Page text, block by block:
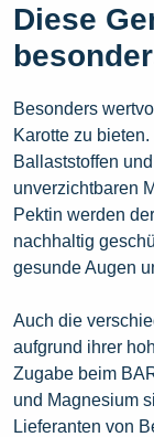
Diese
Besonders
Karotte zu
Ballaststoffen
unverzichtbaren
Pektin werden
nachhaltig
gesunde Augen
Auch die
aufgrund ihrer
Zugabe beim
und Magnesium
Lieferanten von